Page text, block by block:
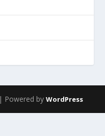
| Powered by WordPress